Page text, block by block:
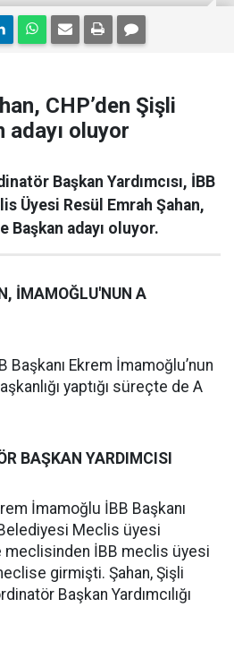
CHP’den Şişli
adayı oluyor
Başkan Yardımcısı, İBB
Üyesi Resül Emrah Şahan,
Başkan adayı oluyor.
İMAMOĞLU'NUN A
Başkanı Ekrem İmamoğlu’nun
yaptığı süreçte de A
BAŞKAN YARDIMCISI
İmamoğlu İBB Başkanı
Meclis üyesi
meclisinden İBB meclis üyesi
girmişti. Şahan, Şişli
Başkan Yardımcılığı